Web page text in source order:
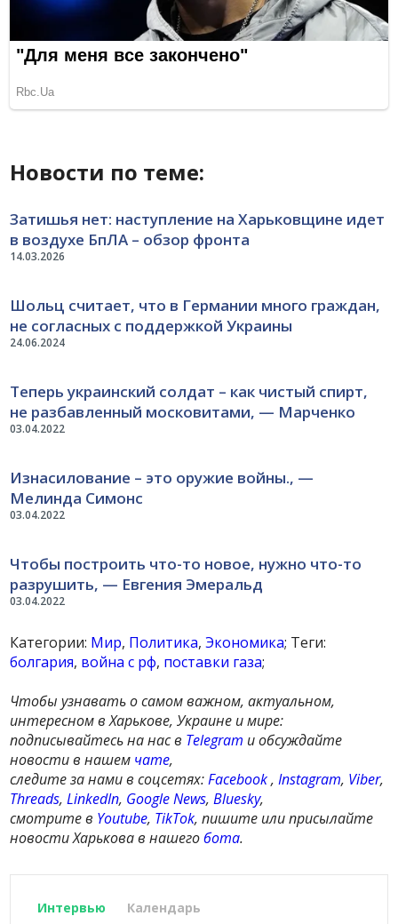
Новости по теме:
14.03.2026
Затишья нет: наступление на Харьковщине идет
в воздухе БпЛА – обзор фронта
24.06.2024
Шольц считает, что в Германии много граждан,
не согласных с поддержкой Украины
03.04.2022
Теперь украинский солдат – как чистый спирт,
не разбавленный московитами, — Марченко
03.04.2022
Изнасилование – это оружие войны., —
Мелинда Симонс
03.04.2022
Чтобы построить что-то новое, нужно что-то
разрушить, — Евгения Эмеральд
Категории: Мир, Политика,Экономика; Теги:
болгария, война с рф, поставки газа;
Чтобы узнавать о самом важном, актуальном,
интересном в Харькове, Украине и мире:
подписывайтесь на нас в Telegram и обсуждайте
новости в нашем чате,
следите за нами в соцсетях:Facebook,Instagram, Viber,
Threads,LinkedIn, Google News,Bluesky,
смотрите в Youtube, TikTok, пишите или присылайте
новости Харькова в нашегобота.
Интервью Календарь